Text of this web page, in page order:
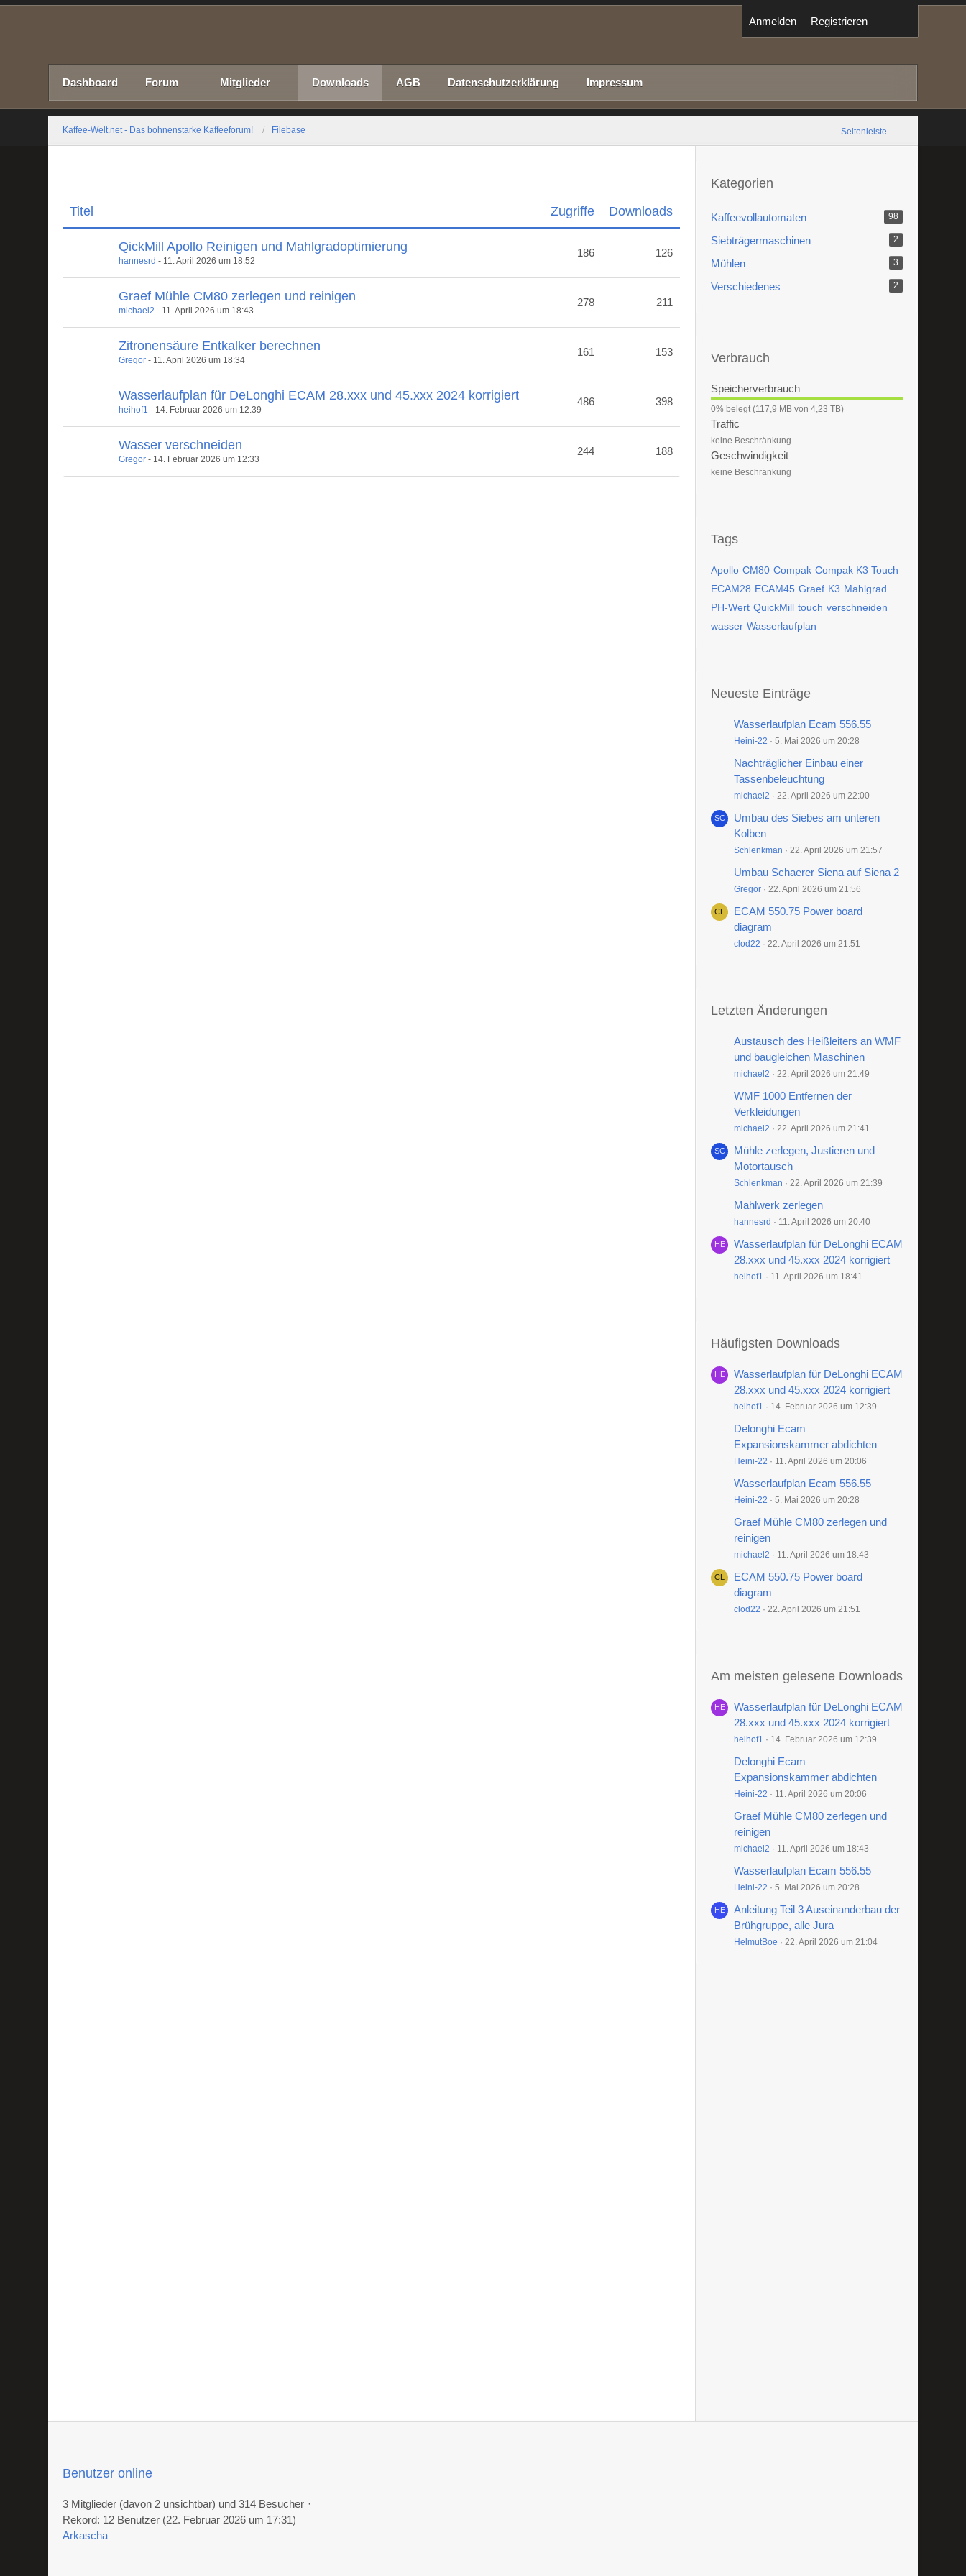
Anmelden Registrieren
Dashboard Forum Mitglieder Downloads AGB Datenschutzerklärung Impressum
Kaffee-Welt.net - Das bohnenstarke Kaffeeforum! Filebase Seitenleiste
Titel Zugriffe Downloads
QickMill Apollo Reinigen und Mahlgradoptimierung
hannesrd - 11. April 2026 um 18:52
186 126
Graef Mühle CM80 zerlegen und reinigen
michael2 - 11. April 2026 um 18:43
278 211
Zitronensäure Entkalker berechnen
Gregor - 11. April 2026 um 18:34
161 153
Wasserlaufplan für DeLonghi ECAM 28.xxx und 45.xxx 2024 korrigiert
heihof1 - 14. Februar 2026 um 12:39
486 398
Wasser verschneiden
Gregor - 14. Februar 2026 um 12:33
244 188
Kategorien
Kaffeevollautomaten 98
Siebträgermaschinen 2
Mühlen 3
Verschiedenes 2
Verbrauch
Speicherverbrauch
0
%
0% belegt (117,9 MB von 4,23 TB)
Traffic
keine Beschränkung
Geschwindigkeit
keine Beschränkung
Tags
Apollo CM80 Compak Compak K3 Touch
ECAM28 ECAM45 Graef K3 Mahlgrad
PH-Wert QuickMill touch verschneiden
wasser Wasserlaufplan
Neueste Einträge
Wasserlaufplan Ecam 556.55
Heini-22 5. Mai 2026 um 20:28
Nachträglicher Einbau einer
Tassenbeleuchtung
michael2 22. April 2026 um 22:00
Umbau des Siebes am unteren
Kolben
Schlenkman 22. April 2026 um 21:57
Umbau Schaerer Siena auf Siena 2
Gregor 22. April 2026 um 21:56
ECAM 550.75 Power board
diagram
clod22 22. April 2026 um 21:51
Letzten Änderungen
Austausch des Heißleiters an WMF
und baugleichen Maschinen
michael2 22. April 2026 um 21:49
WMF 1000 Entfernen der
Verkleidungen
michael2 22. April 2026 um 21:41
Mühle zerlegen, Justieren und
Motortausch
Schlenkman 22. April 2026 um 21:39
Mahlwerk zerlegen
hannesrd 11. April 2026 um 20:40
Wasserlaufplan für DeLonghi ECAM
28.xxx und 45.xxx 2024 korrigiert
heihof1 11. April 2026 um 18:41
Häufigsten Downloads
Wasserlaufplan für DeLonghi ECAM
28.xxx und 45.xxx 2024 korrigiert
heihof1 14. Februar 2026 um 12:39
Delonghi Ecam
Expansionskammer abdichten
Heini-22 11. April 2026 um 20:06
Wasserlaufplan Ecam 556.55
Heini-22 5. Mai 2026 um 20:28
Graef Mühle CM80 zerlegen und
reinigen
michael2 11. April 2026 um 18:43
ECAM 550.75 Power board
diagram
clod22 22. April 2026 um 21:51
Am meisten gelesene Downloads
Wasserlaufplan für DeLonghi ECAM
28.xxx und 45.xxx 2024 korrigiert
heihof1 14. Februar 2026 um 12:39
Delonghi Ecam
Expansionskammer abdichten
Heini-22 11. April 2026 um 20:06
Graef Mühle CM80 zerlegen und
reinigen
michael2 11. April 2026 um 18:43
Wasserlaufplan Ecam 556.55
Heini-22 5. Mai 2026 um 20:28
Anleitung Teil 3 Auseinanderbau der
Brühgruppe, alle Jura
HelmutBoe 22. April 2026 um 21:04
Benutzer online
3 Mitglieder (davon 2 unsichtbar) und 314 Besucher
Rekord: 12 Benutzer (22. Februar 2026 um 17:31)
Arkascha